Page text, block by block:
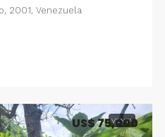
2001, Venezuela
VENTA
US$ 75,000